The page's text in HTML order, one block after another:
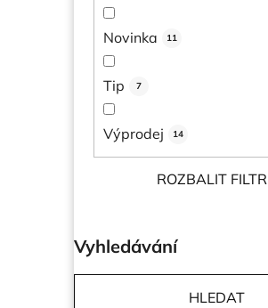
Novinka 11
Tip 7
Výprodej 14
ROZBALIT FILTR
Vyhledávání
HLEDAT